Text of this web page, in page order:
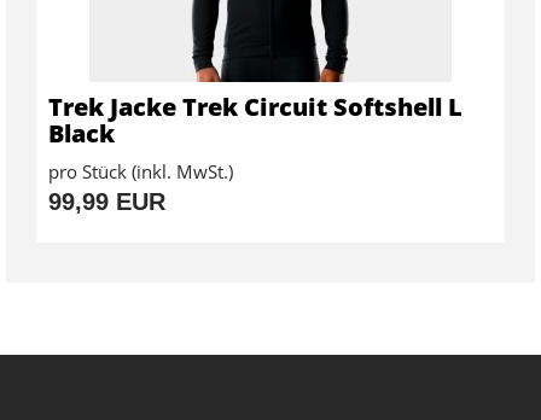
Trek Jacke Trek Circuit Softshell L
Black
pro Stück (inkl. MwSt.)
99,99 EUR